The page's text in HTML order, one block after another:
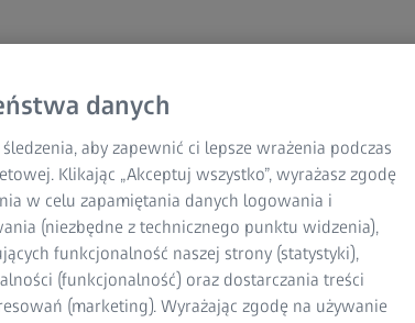
danych
aby zapewnić ci lepsze wrażenia podczas
Klikając „Akceptuj wszystko”, wyrażasz zgodę
w celu zapamiętania danych logowania i
(niezbędne z technicznego punktu widzenia),
funkcjonalność naszej strony (statystyki),
(funkcjonalność) oraz dostarczania treści
(marketing). Wyrażając zgodę na używanie